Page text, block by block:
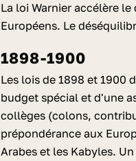
La loi Warnier accélère
Européens. Le
1898-1900
Les lois de 1898 et 1900
budget spécial et d'une
collèges (colons,
prépondérance aux
Arabes et les Kabyles.